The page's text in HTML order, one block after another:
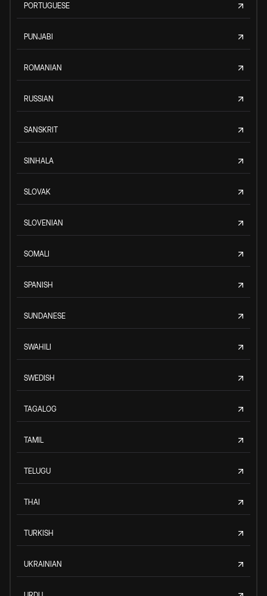
PORTUGUESE
PUNJABI
ROMANIAN
RUSSIAN
SANSKRIT
SINHALA
SLOVAK
SLOVENIAN
SOMALI
SPANISH
SUNDANESE
SWAHILI
SWEDISH
TAGALOG
TAMIL
TELUGU
THAI
TURKISH
UKRAINIAN